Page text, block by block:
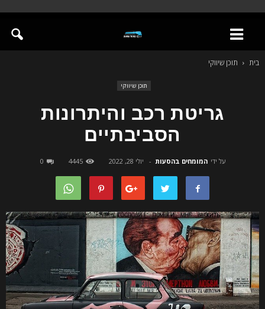
בית תוכן שיווקי
תוכן שיווקי
גריטת רכב והיתרונות
הסביבתיים
על ידי המומחים בהסעות - יולי 28, 2022 4445
0